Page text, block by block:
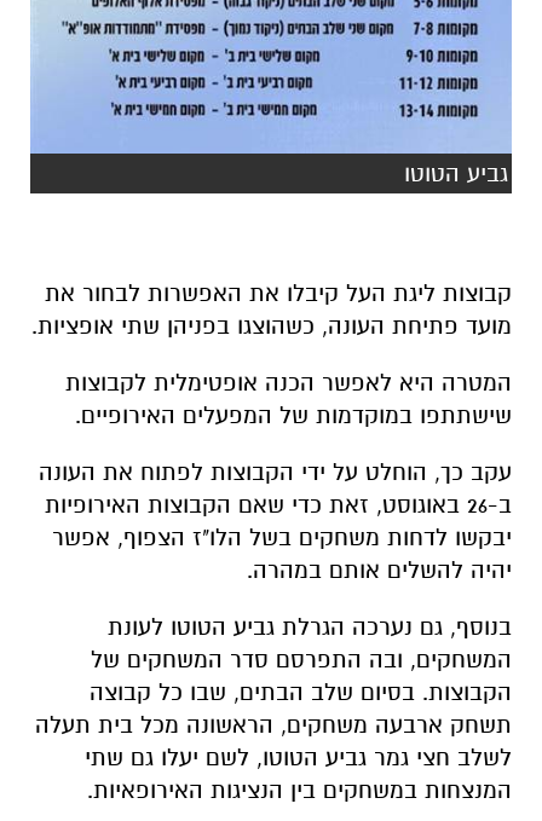
גביע הטוטו
קבוצות ליגת העל קיבלו את האפשרות לבחור את
מועד פתיחת העונה, כשהוצגו בפניהן שתי אופציות.
המטרה היא לאפשר הכנה אופטימלית לקבוצות
שישתתפו במוקדמות של המפעלים האירופיים.
עקב כך, הוחלט על ידי הקבוצות לפתוח את העונה
ב-26 באוגוסט, זאת כדי שאם הקבוצות האירופיות
יבקשו לדחות משחקים בשל הלו"ז הצפוף, אפשר
יהיה להשלים אותם במהרה.
בנוסף, גם נערכה הגרלת גביע הטוטו לעונת
המשחקים, ובה התפרסם סדר המשחקים של
הקבוצות. בסיום שלב הבתים, שבו כל קבוצה
תשחק ארבעה משחקים, הראשונה מכל בית תעלה
לשלב חצי גמר גביע הטוטו, לשם יעלו גם שתי
המנצחות במשחקים בין הנציגות האירופאיות.